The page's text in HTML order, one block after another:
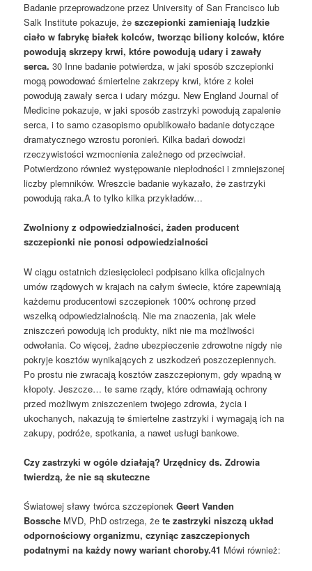
Badanie przeprowadzone przez University of San Francisco lub
Salk Institute pokazuje, żeszczepionki zamieniają ludzkie
ciało w fabrykę białek kolców, tworząc biliony kolców, które
powodują skrzepy krwi, które powodują udary i zawały
serca. 30 Inne badanie potwierdza, w jaki sposób szczepionki
mogą powodować śmiertelne zakrzepy krwi, które z kolei
powodują zawały serca i udary mózgu. New England Journal of
Medicine pokazuje, w jaki sposób zastrzyki powodują zapalenie
serca, i to samo czasopismo opublikowało badanie dotyczące
dramatycznego wzrostu poronień. Kilka badań dowodzi
rzeczywistości wzmocnienia zależnego od przeciwciał.
Potwierdzono również występowanie niepłodności i zmniejszonej
liczby plemników. Wreszcie badanie wykazało, że zastrzyki
powodują raka.A to tylko kilka przykładów…
Zwolniony z odpowiedzialności, żaden producent
szczepionki nie ponosi odpowiedzialności
W ciągu ostatnich dziesięcioleci podpisano kilka oficjalnych
umów rządowych w krajach na całym świecie, które zapewniają
każdemu producentowi szczepionek 100% ochronę przed
wszelką odpowiedzialnością. Nie ma znaczenia, jak wiele
zniszczeń powodują ich produkty, nikt nie ma możliwości
odwołania. Co więcej, żadne ubezpieczenie zdrowotne nigdy nie
pokryje kosztów wynikających z uszkodzeń poszczepiennych.
Po prostu nie zwracają kosztów zaszczepionym, gdy wpadną w
kłopoty. Jeszcze… te same rządy, które odmawiają ochrony
przed możliwym zniszczeniem twojego zdrowia, życia i
ukochanych, nakazują te śmiertelne zastrzyki i wymagają ich na
zakupy, podróże, spotkania, a nawet usługi bankowe.
Czy zastrzyki w ogóle działają? Urzędnicy ds. Zdrowia
twierdzą, że nie są skuteczne
Światowej sławy twórca szczepionekGeert Vanden
Bossche MVD, PhD ostrzega, żete zastrzyki niszczą układ
odpornościowy organizmu, czyniąc zaszczepionych
podatnymi na każdy nowy wariant choroby.41 Mówi również: